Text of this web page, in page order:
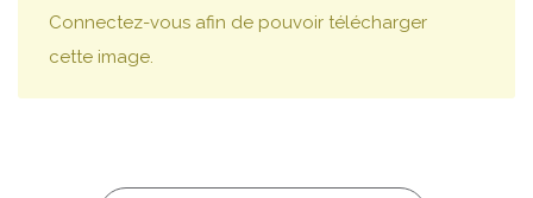
Connectez-vous afin de pouvoir télécharger
cette image.